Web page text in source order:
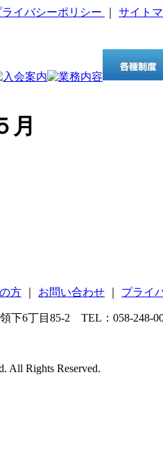
ライバシーポリシー サイト
月
方 お問い合わせ プライ
下6丁目85-2 TEL：058-248-
All Rights Reserved.